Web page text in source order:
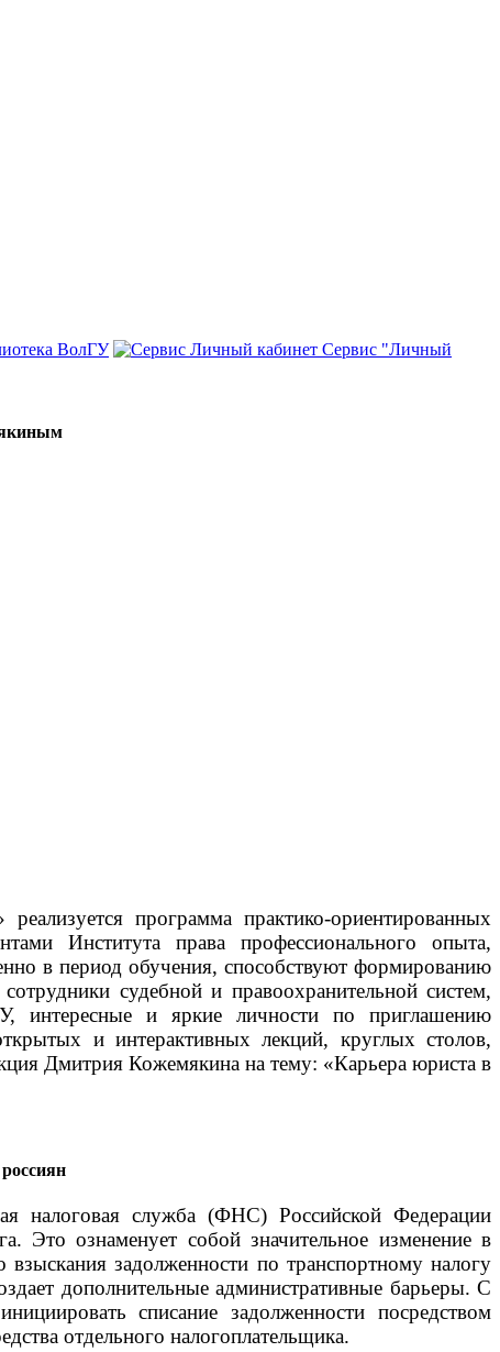
ВолГУ
Сервис "Личный
программа практико-ориентированных
Института права профессионального опыта,
в период обучения, способствуют формированию
судебной и правоохранительной систем,
интересные и яркие личности по приглашению
и интерактивных лекций, круглых столов,
Дмитрия Кожемякина на тему: «Карьера юриста в
налоговая служба (ФНС) Российской Федерации
Это ознаменует собой значительное изменение в
задолженности по транспортному налогу
дополнительные административные барьеры. С
списание задолженности посредством
отдельного налогоплательщика.